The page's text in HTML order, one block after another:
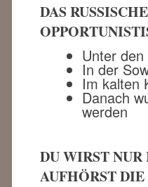
DAS
Unter
In der
Im kalten
Danach
werden
DU WIRST
AUFHÖRST